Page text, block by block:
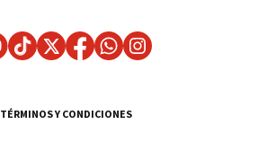
TÉRMINOS Y CONDICIONES